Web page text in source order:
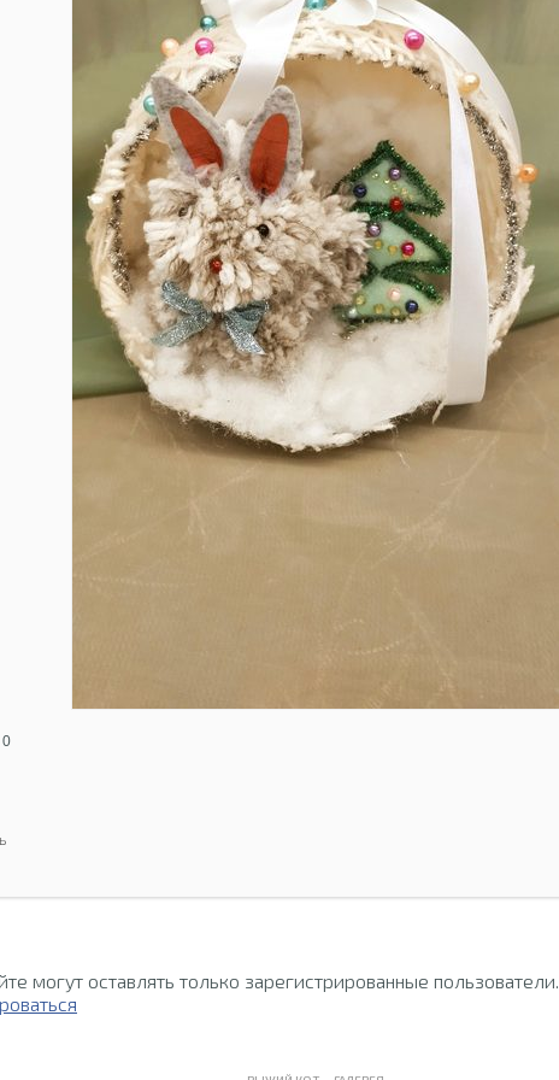
0
могут оставлять только зарегистрированные пользователи.